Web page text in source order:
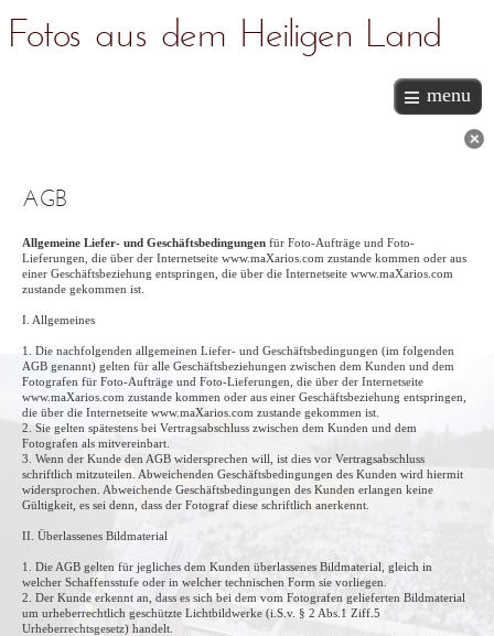
Fotos aus dem Heiligen Land
menu
AGB
Allgemeine Liefer- und Geschäftsbedingungen für Foto-Aufträge und Foto-
Lieferungen, die über der Internetseite www.maXarios.com zustande kommen oder aus
einer Geschäftsbeziehung entspringen, die über die Internetseite www.maXarios.com
zustande gekommen ist.
I. Allgemeines
1. Die nachfolgenden allgemeinen Liefer- und Geschäftsbedingungen (im folgenden
AGB genannt) gelten für alle Geschäftsbeziehungen zwischen dem Kunden und dem
Fotografen für Foto-Aufträge und Foto-Lieferungen, die über der Internetseite
www.maXarios.com zustande kommen oder aus einer Geschäftsbeziehung entspringen,
die über die Internetseite www.maXarios.com zustande gekommen ist.
2. Sie gelten spätestens bei Vertragsabschluss zwischen dem Kunden und dem
Fotografen als mitvereinbart.
3. Wenn der Kunde den AGB widersprechen will, ist dies vor Vertragsabschluss
schriftlich mitzuteilen. Abweichenden Geschäftsbedingungen des Kunden wird hiermit
widersprochen. Abweichende Geschäftsbedingungen des Kunden erlangen keine
Gültigkeit, es sei denn, dass der Fotograf diese schriftlich anerkennt.
II. Überlassenes Bildmaterial
1. Die AGB gelten für jegliches dem Kunden überlassenes Bildmaterial, gleich in
welcher Schaffensstufe oder in welcher technischen Form sie vorliegen.
2. Der Kunde erkennt an, dass es sich bei dem vom Fotografen gelieferten Bildmaterial
um urheberrechtlich geschützte Lichtbildwerke (i.S.v. § 2 Abs.1 Ziff.5
Urheberrechtsgesetz) handelt.